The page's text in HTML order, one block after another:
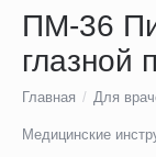
ПМ-36
глазной
Главная / Для
Медицинские